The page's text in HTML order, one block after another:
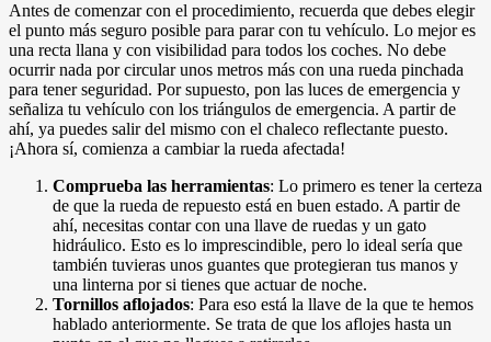
Antes de comenzar con el procedimiento, recuerda que debes elegir
el punto más seguro posible para parar con tu vehículo. Lo mejor es
una recta llana y con visibilidad para todos los coches. No debe
ocurrir nada por circular unos metros más con una rueda pinchada
para tener seguridad. Por supuesto, pon las luces de emergencia y
señaliza tu vehículo con los triángulos de emergencia. A partir de
ahí, ya puedes salir del mismo con el chaleco reflectante puesto.
¡Ahora sí, comienza a cambiar la rueda afectada!
Comprueba las herramientas: Lo primero es tener la certeza
de que la rueda de repuesto está en buen estado. A partir de
ahí, necesitas contar con una llave de ruedas y un gato
hidráulico. Esto es lo imprescindible, pero lo ideal sería que
también tuvieras unos guantes que protegieran tus manos y
una linterna por si tienes que actuar de noche.
Tornillos aflojados: Para eso está la llave de la que te hemos
hablado anteriormente. Se trata de que los aflojes hasta un